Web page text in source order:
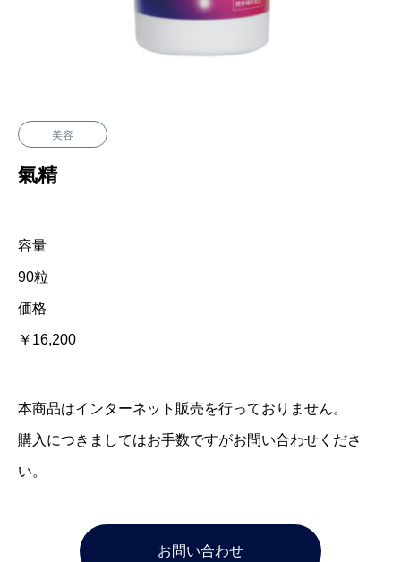
美容
氣精
容量
90粒
価格
￥16,200
本商品はインターネット販売を行っておりません。
購入につきましてはお手数ですがお問い合わせくださ
い。
お問い合わせ